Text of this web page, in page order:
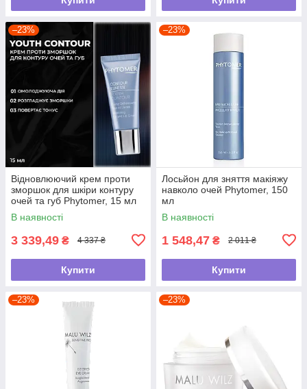
–23%
Відновлюючий крем проти
зморшок для шкіри контуру
очей та губ Phytomer, 15 мл
В наявності
3 339,49 ₴ 4 337 ₴
Купити
–23%
Лосьйон для зняття макіяжу
навколо очей Phytomer, 150
мл
В наявності
1 548,47 ₴ 2 011 ₴
Купити
–23% –23%